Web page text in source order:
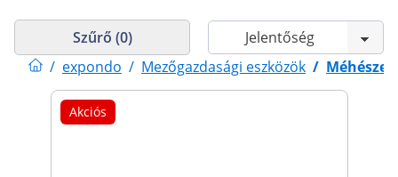
/ expondo / Mezőgazdasági eszközök /
Szűrő (0)
Akciós